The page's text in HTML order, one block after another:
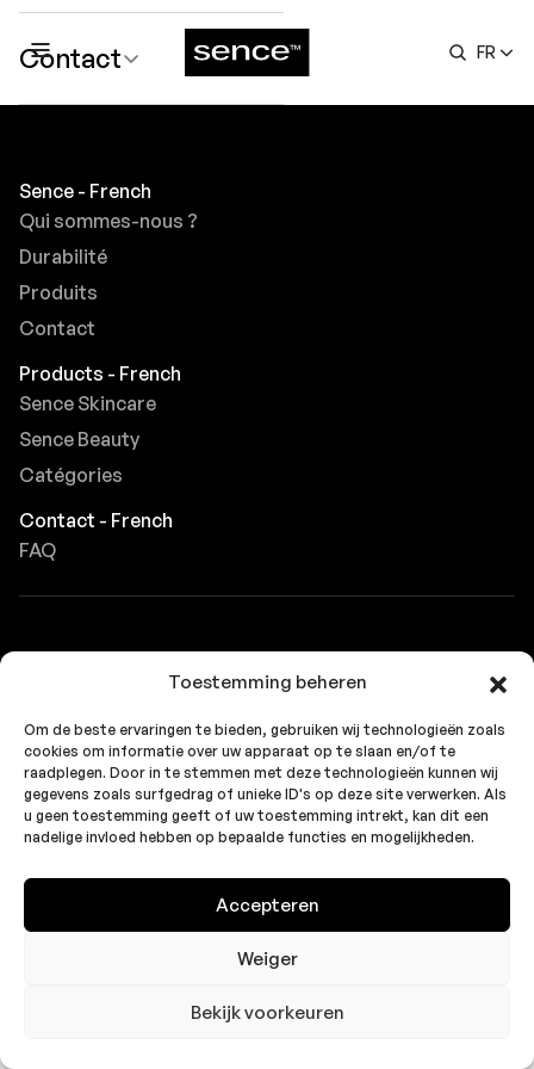
Toestemming beheren
Om de beste ervaringen te bieden, gebruiken wij technologieën zoals
cookies om informatie over uw apparaat op te slaan en/of te
raadplegen. Door in te stemmen met deze technologieën kunnen wij
gegevens zoals surfgedrag of unieke ID's op deze site verwerken. Als
u geen toestemming geeft of uw toestemming intrekt, kan dit een
nadelige invloed hebben op bepaalde functies en mogelijkheden.
Accepteren
Weiger
Bekijk voorkeuren
FR
Contact
submenu
Sence - French
Qui sommes-nous ?
Durabilité
Produits
Contact
Products - French
Sence Skincare
Sence Beauty
Catégories
Contact - French
FAQ